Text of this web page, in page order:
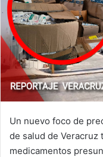
Un nuevo foco de
de salud de Veracruz
medicamentos